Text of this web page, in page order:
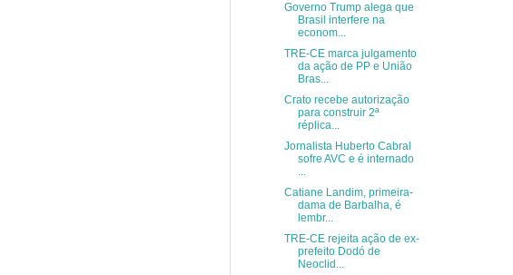
Governo Trump alega que
Brasil interfere na
econom...
TRE-CE marca julgamento
da ação de PP e União
Bras...
Crato recebe autorização
para construir 2ª
réplica...
Jornalista Huberto Cabral
sofre AVC e é internado
...
Catiane Landim, primeira-
dama de Barbalha, é
lembr...
TRE-CE rejeita ação de ex-
prefeito Dodó de
Neoclid...